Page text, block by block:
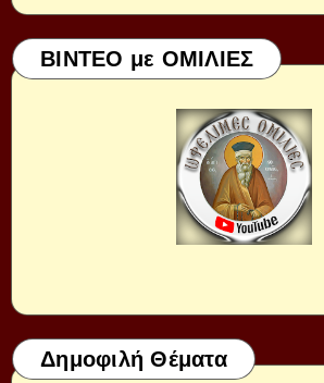
ΒΙΝΤΕΟ με ΟΜΙΛΙΕΣ
Δημοφιλή Θέματα